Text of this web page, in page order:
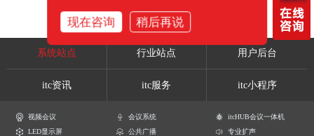
系统站点 行业站点 用户后台
itc资讯 itc服务 itc小程序
视频会议 会议系统
itcHUB会议一体机
LED显示屏
公共广播
专业扩声
现在咨询 稍后再说